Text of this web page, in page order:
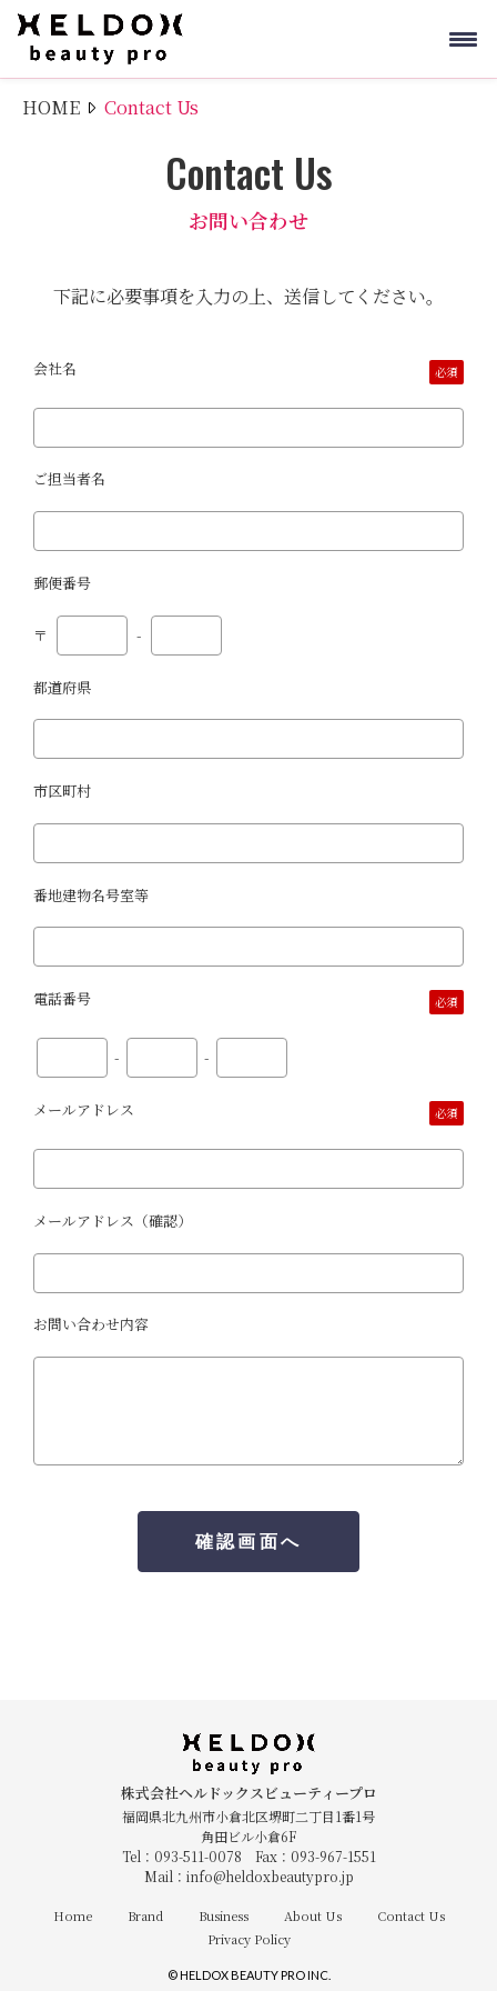
HOME Contact Us
Contact Us
お問い合わせ
下記に必要事項を入力の上、送信してください。
会社名 必須
ご担当者名
郵便番号
〒 -
都道府県
市区町村
番地建物名号室等
電話番号 必須
- -
メールアドレス 必須
メールアドレス（確認）
お問い合わせ内容
株式会社ヘルドックスビューティープロ
福岡県北九州市小倉北区堺町二丁目1番1号
角田ビル小倉6F
Tel：093-511-0078 Fax：093-967-1551
Mail：info@heldoxbeautypro.jp
Home Brand Business About Us
Contact Us
Privacy Policy
© HELDOX BEAUTY PRO INC.